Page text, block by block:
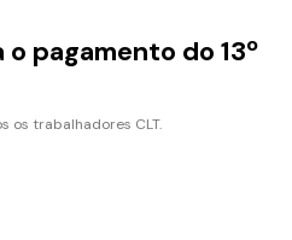
pagamento do 13º
os trabalhadores CLT.